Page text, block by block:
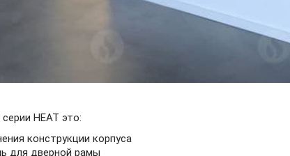
HEAT это:
конструкции корпуса
для дверной рамы